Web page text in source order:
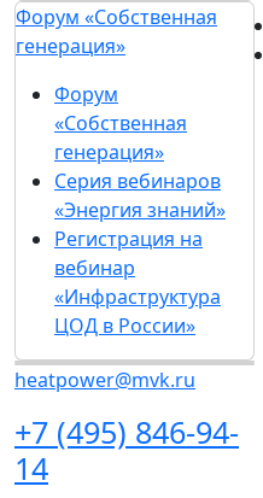
Форум «Собственная
генерация»
Форум
«Собственная
генерация»
Серия вебинаров
«Энергия знаний»
Регистрация на
вебинар
«Инфраструктура
ЦОД в России»
heatpower@mvk.ru
+7 (495) 846-94-
14